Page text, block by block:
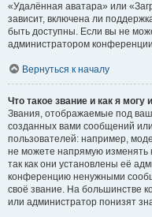
«Удалённая аватара» или
зависит, включена ли
быть доступны. Если вы не
администратором
Вернуться к началу
Что такое звание и как я могу
Звания, отображаемые под
созданных вами сообщений
пользователей: например,
не можете напрямую изменять
так как они установлены её
конференцию ненужными
своё звание. На большинстве
или администратор понизят